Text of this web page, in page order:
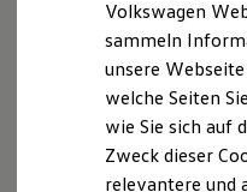
Connect Pro
Fleet
Multistop
Übersicht
Hilfreiches für
Mitglied der IHK
Meck­len­burg-
Volkswagen
sammeln
unsere
welche Seiten
wie Sie sich auf
Zweck dieser
relevantere und